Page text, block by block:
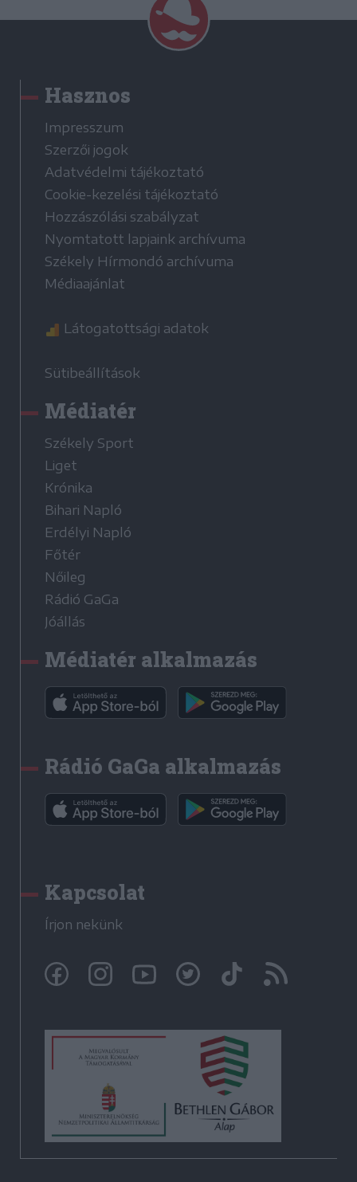
Hasznos
Impresszum
Szerzői jogok
Adatvédelmi tájékoztató
Cookie-kezelési tájékoztató
Hozzászólási szabályzat
Nyomtatott lapjaink archívuma
Székely Hírmondó archívuma
Médiaajánlat
Látogatottsági adatok
Sütibeállítások
Médiatér
Székely Sport
Liget
Krónika
Bihari Napló
Erdélyi Napló
Főtér
Nőileg
Rádió GaGa
Jóállás
Médiatér alkalmazás
Rádió GaGa alkalmazás
Kapcsolat
Írjon nekünk